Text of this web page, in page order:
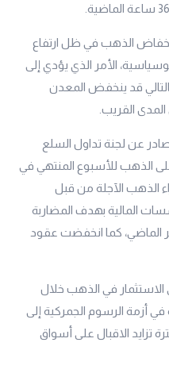
الذهب في ظل ارتفاع
الأمر الذي يؤدي إلى
قد ينخفض ​​المعدن
عن لجنة تداول السلع
الذهب للأسبوع المنتهي في
الذهب الآجلة من قبل
المالية بهدف المضاربة
التقرير الماضي، كما انخفضت عقود
في الذهب خلال
في أزمة الرسوم الجمركية إلى
تزايد الاقبال على أسواق